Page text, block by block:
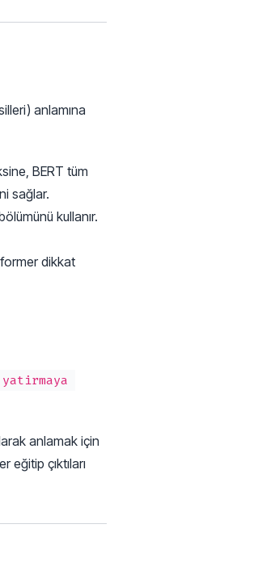
anlamına
BERT tüm
sağlar.
kullanır.
dikkat
anlamak için
çıktıları